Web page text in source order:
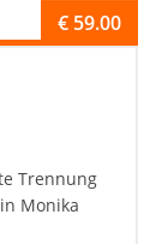
€ 59.00
Trennung
Monika